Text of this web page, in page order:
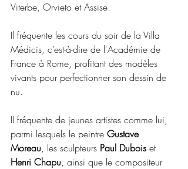
Viterbe, Orvieto et Assise.
Il fréquente les cours du soir de la Villa
Médicis, c’est-à-dire de l'Académie de
France à Rome, profitant des modèles
vivants pour perfectionner son dessin de
nu.
Il fréquente de jeunes artistes comme lui,
parmi lesquels le peintre Gustave
Moreau, les sculpteurs Paul Dubois et
Henri Chapu, ainsi que le compositeur